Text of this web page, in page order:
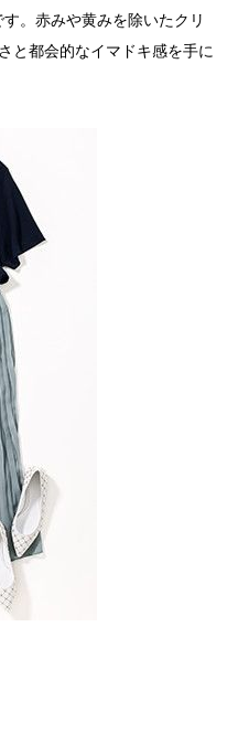
。赤みや黄みを除いたクリ
と都会的なイマドキ感を手に